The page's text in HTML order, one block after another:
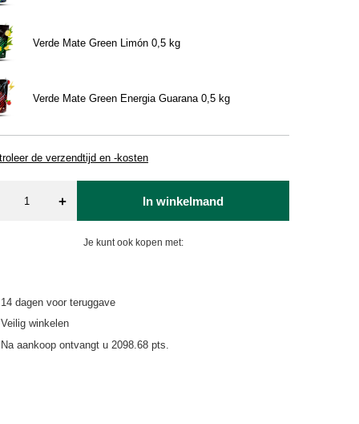
Verde Mate Green Limón 0,5 kg
Verde Mate Green Energia Guarana 0,5 kg
de verzendtijd en -kosten
+ In winkelmand
Je kunt ook kopen met:
14 dagen voor teruggave
Veilig winkelen
Na aankoop ontvangt u 2098.68 pts.